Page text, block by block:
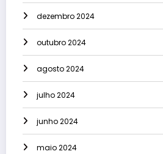
dezembro 2024
outubro 2024
agosto 2024
julho 2024
junho 2024
maio 2024